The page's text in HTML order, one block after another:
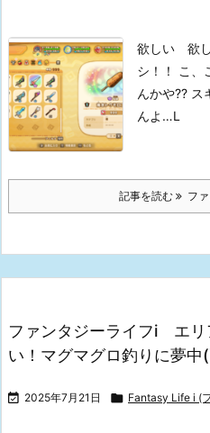
欲しい 欲
シ！！
こ、
んかや?? ス
んよ…L
記事を読む フ
ファンタジーライフi エ
い！マグマグロ釣りに夢
 2025年7月21日  Fantasy Life i (